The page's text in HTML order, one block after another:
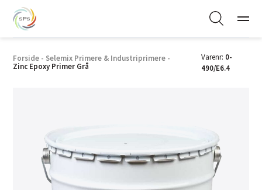
Forside - Selemix Primere & Industriprimere -
Zinc Epoxy Primer Grå
Varenr: 0-
490/E6.4